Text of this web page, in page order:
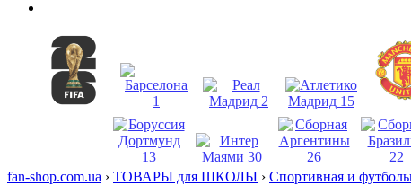
fan-shop.com.ua › ТОВАРЫ для ШКОЛЫ › Спортивная и